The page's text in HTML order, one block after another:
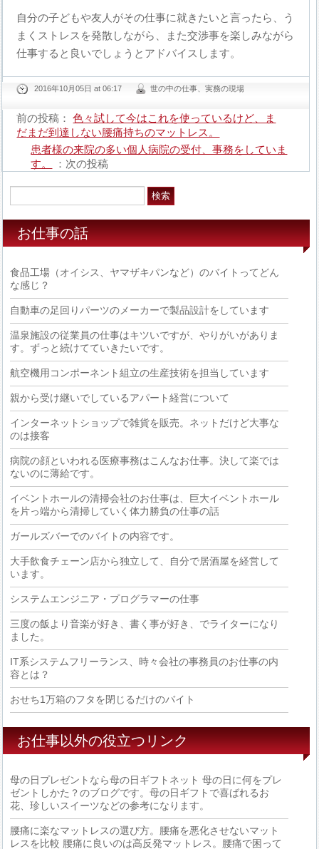
自分の子どもや友人がその仕事に就きたいと言ったら、う
まくストレスを発散しながら、また交渉事を楽しみながら
仕事すると良いでしょうとアドバイスします。
2016年10月05日 at 06:17 世の中の仕事、実務の現場
前の投稿：色々試して今はこれを使っているけど、ま
だまだ到達しない腰痛持ちのマットレス。
患者様の来院の多い個人病院の受付、事務をしていま
す。
：次の投稿
お仕事の話
食品工場（オイシス、ヤマザキパンなど）のバイトってどん
な感じ？
自動車の足回りパーツのメーカーで製品設計をしています
温泉施設の従業員の仕事はキツいですが、やりがいがありま
す。ずっと続けてていきたいです。
航空機用コンポーネント組立の生産技術を担当しています
親から受け継いでしているアパート経営について
インターネットショップで雑貨を販売。ネットだけど大事な
のは接客
病院の顔といわれる医療事務はこんなお仕事。決して楽では
ないのに薄給です。
イベントホールの清掃会社のお仕事は、巨大イベントホール
を片っ端から清掃していく体力勝負の仕事の話
ガールズバーでのバイトの内容です。
大手飲食チェーン店から独立して、自分で居酒屋を経営して
います。
システムエンジニア・プログラマーの仕事
三度の飯より音楽が好き、書く事が好き、でライターになり
ました。
IT系システムフリーランス、時々会社の事務員のお仕事の内
容とは？
おせち1万箱のフタを閉じるだけのバイト
お仕事以外の役立つリンク
母の日プレゼントなら母の日ギフトネット 母の日に何をプレ
ゼントしかた？のブログです。母の日ギフトで喜ばれるお
花、珍しいスイーツなどの参考になります。
腰痛に楽なマットレスの選び方。腰痛を悪化させないマット
レスを比較 腰痛に良いのは高反発マットレス。腰痛で困って